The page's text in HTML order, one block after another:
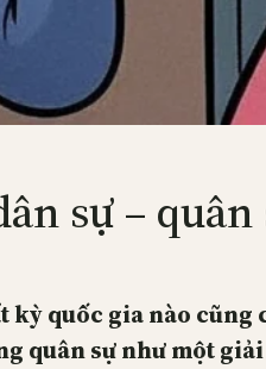
sự – quân
kỳ quốc gia nào cũng
quân sự như một